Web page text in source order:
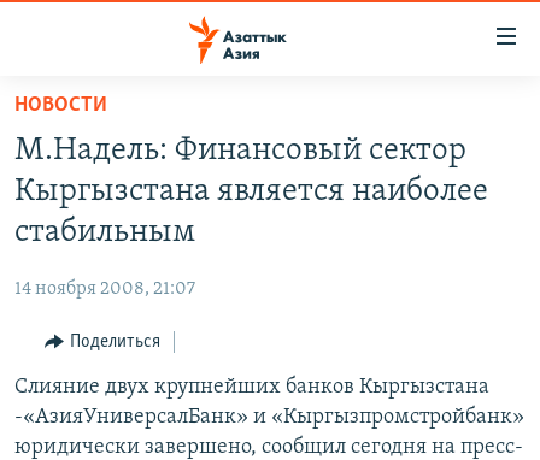
Вернуться
основному
содержанию
Вернутся
главной
навигации
Вернутся
поиску
КЫРГЫЗСТАН
ТАДЖИКИСТАН
НОВОСТИ
ВОЙНА В УКРАИНЕ
ҚАЗАҚША
КЫРГЫЗЧА
ЎЗБЕКЧА
Все сайты РСЕ/РС
НОВОСТИ
М.Надель: Финансовый сектор
Кыргызстана является наиболее
стабильным
14 ноября 2008, 21:07
Поделиться
Слияние двух крупнейших банков Кыргызстана
-«АзияУниверсалБанк» и «Кыргызпромстройбанк»
юридически завершено, сообщил сегодня на пресс-